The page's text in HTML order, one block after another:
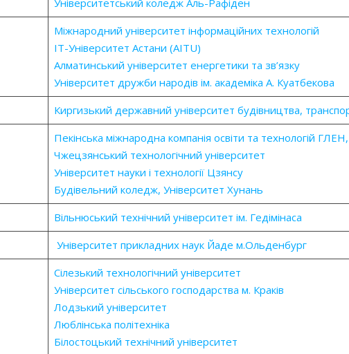
Університетський коледж Аль-Рафіден
Міжнародний університет інформаційних технологій
ІТ-Університет Астани (AITU)
Алматинський університет енергетики та зв’язку
Університет дружби народів ім. академіка А. Куатбекова
Киргизький державний університет будівництва,
Пекінська міжнародна компанія освіти та технологій
Чжецзянський технологічний університет
Університет науки і технології Цзянсу
Будівельний коледж, Університет Хунань
Вільнюський технічний університет ім. Гедімінаса
Університет прикладних наук Йаде м.Ольденбург
Сілезький технологічний університет
Університет сільського господарства м. Краків
Лодзький університет
Люблінська політехніка
Білостоцький технічний університет